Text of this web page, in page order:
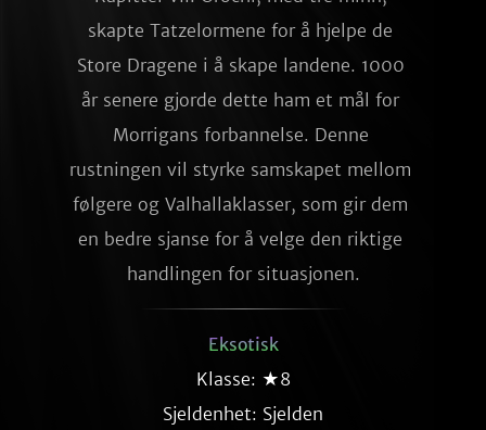
skapte Tatzelormene for å hjelpe de
Store Dragene i å skape landene. 1000
år senere gjorde dette ham et mål for
Morrigans forbannelse. Denne
rustningen vil styrke samskapet mellom
følgere og Valhallaklasser, som gir dem
en bedre sjanse for å velge den riktige
handlingen for situasjonen.
Eksotisk
Klasse: ★8
Sjeldenhet: Sjelden